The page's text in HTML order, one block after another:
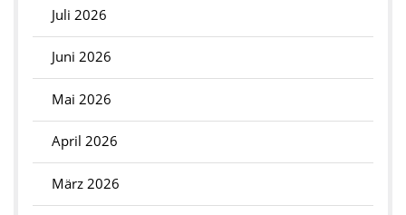
Juli 2026
Juni 2026
Mai 2026
April 2026
März 2026